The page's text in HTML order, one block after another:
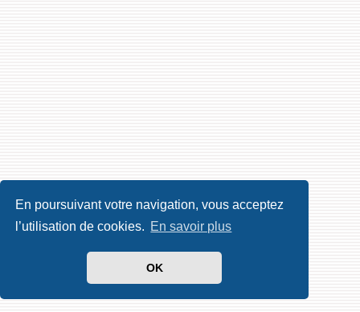
En poursuivant votre navigation, vous acceptez
l’utilisation de cookies. En savoir plus
OK